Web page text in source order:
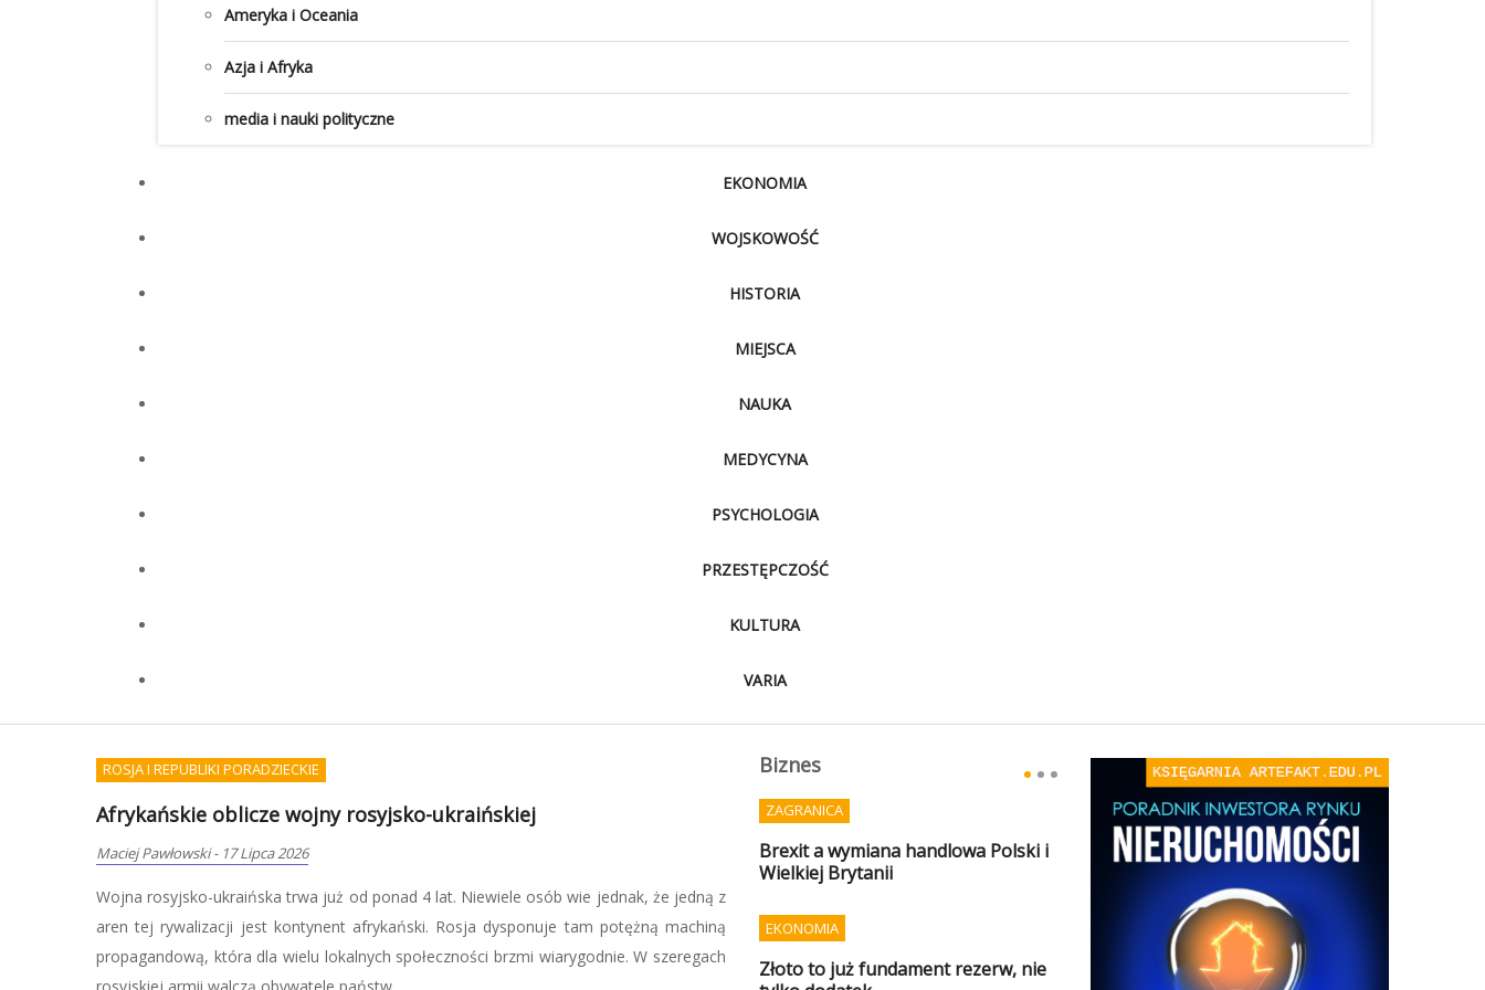
Ameryka i Oceania
Azja i Afryka
media i nauki polityczne
EKONOMIA
WOJSKOWOŚĆ
HISTORIA
MIEJSCA
NAUKA
MEDYCYNA
PSYCHOLOGIA
PRZESTĘPCZOŚĆ
KULTURA
VARIA
że jedną z
machiną
W szeregach
WOJSKOWOŚĆ I TERRORYZM
Początek wojny będziemu musieli przetrwać sami
Redakcja OKCYDENT-07 Lipca 2026
Zdaniem Pawła Mateńczuka, weterana jednostki specjalnej GROM, nie można
nadmiernie polegać na służbach, tylko samemu się przygotować na sytuacje
kryzysowe, co oznacza nie tylko zgromadzenie podstawowych zapasów, ale także
Biznes
ZAGRANICA
Brexit a wymiana handlowa Polski i
Wielkiej Brytanii
EKONOMIA
Złoto to już fundament rezerw, nie